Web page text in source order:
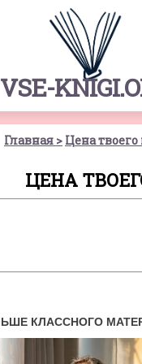
VSE-
Главная Цена
ЦЕНА